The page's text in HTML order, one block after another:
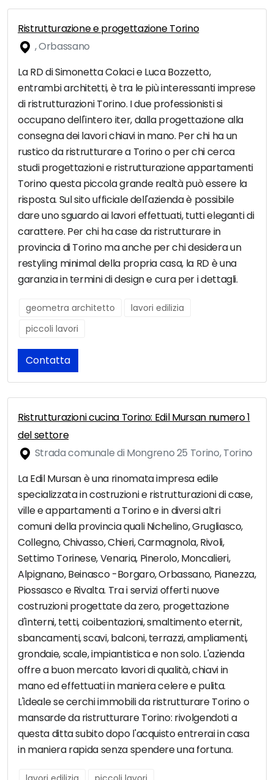
Ristrutturazione e progettazione Torino
, Orbassano
La RD di Simonetta Colaci e Luca Bozzetto,
entrambi architetti, è tra le più interessanti imprese
di ristrutturazioni Torino. I due professionisti si
occupano dell'intero iter, dalla progettazione alla
consegna dei lavori chiavi in mano. Per chi ha un
rustico da ristrutturare a Torino o per chi cerca
studi progettazioni e ristrutturazione appartamenti
Torino questa piccola grande realtà può essere la
risposta. Sul sito ufficiale dell'azienda è possibile
dare uno sguardo ai lavori effettuati, tutti eleganti di
carattere. Per chi ha case da ristrutturare in
provincia di Torino ma anche per chi desidera un
restyling minimal della propria casa, la RD è una
garanzia in termini di design e cura per i dettagli.
geometra architetto
lavori edilizia
piccoli lavori
Contatta
Ristrutturazioni cucina Torino: Edil Mursan numero 1
del settore
Strada comunale di Mongreno 25 Torino, Torino
La Edil Mursan è una rinomata impresa edile
specializzata in costruzioni e ristrutturazioni di case,
ville e appartamenti a Torino e in diversi altri
comuni della provincia quali Nichelino, Grugliasco,
Collegno, Chivasso, Chieri, Carmagnola, Rivoli,
Settimo Torinese, Venaria, Pinerolo, Moncalieri,
Alpignano, Beinasco -Borgaro, Orbassano, Pianezza,
Piossasco e Rivalta. Tra i servizi offerti nuove
costruzioni progettate da zero, progettazione
d'interni, tetti, coibentazioni, smaltimento eternit,
sbancamenti, scavi, balconi, terrazzi, ampliamenti,
grondaie, scale, impiantistica e non solo. L'azienda
offre a buon mercato lavori di qualità, chiavi in
mano ed effettuati in maniera celere e pulita.
L'ideale se cerchi immobili da ristrutturare Torino o
mansarde da ristrutturare Torino: rivolgendoti a
questa ditta subito dopo l'acquisto entrerai in casa
in maniera rapida senza spendere una fortuna.